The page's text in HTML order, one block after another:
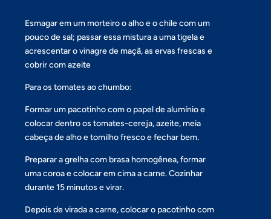
Esmagar em um morteiro o alho e o chile com um
pouco de sal; passar essa mistura a uma tigela e
acrescentar o vinagre de maçã, as ervas frescas e
cobrir com azeite
Para os tomates ao chumbo:
Formar um pacotinho com o papel de alumínio e
colocar dentro os tomates-cereja, azeite, meia
cabeça de alho e tomilho fresco e fechar bem.
Preparar a grelha com brasa homogênea, formar
uma coroa e colocar em cima a carne. Cozinhar
durante 15 minutos e virar.
Depois de virada a carne, colocar o pacotinho com